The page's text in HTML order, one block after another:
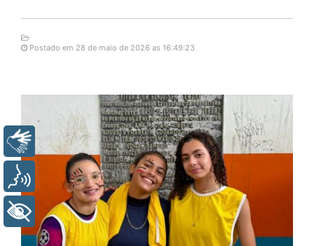
Postado em 28 de maio de 2026 as 16:49:23
Libras
Voz
+ Acessibilidade